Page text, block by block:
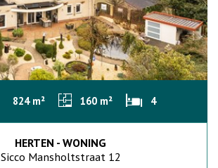
824 m² 160 m² 4
HERTEN - WONING
Sicco Mansholtstraat 12